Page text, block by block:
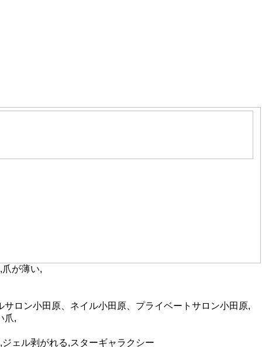
が薄い,
ロン小田原、ネイル小田原、プライベートサロン小田原,
爪,
ェル剥がれる,スターギャラクシー